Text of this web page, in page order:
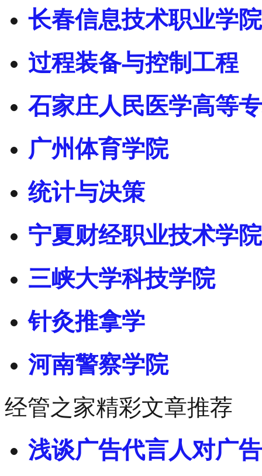
长春信息技术职业学院
过程装备与控制工程
石家庄人民医学高等
广州体育学院
统计与决策
宁夏财经职业技术学院
三峡大学科技学院
针灸推拿学
河南警察学院
经管之家精彩文章推荐
浅谈广告代言人对广